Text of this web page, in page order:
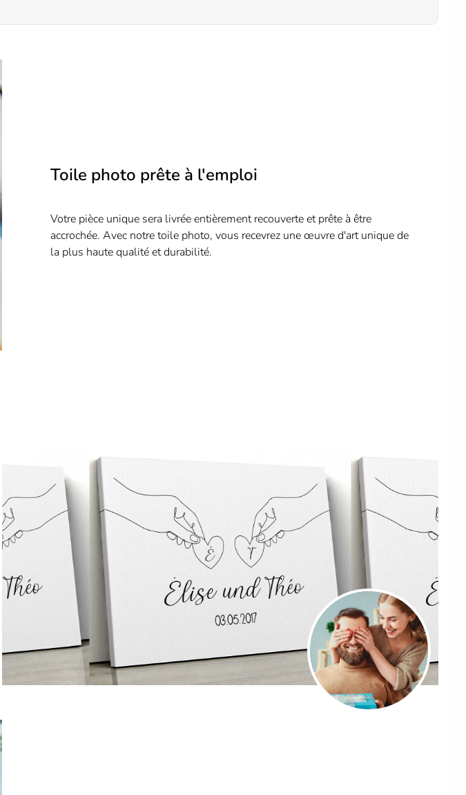
Toile photo prête à l'emploi
Votre pièce unique sera livrée entièrement recouverte et prête à être
accrochée. Avec notre toile photo, vous recevrez une œuvre d'art unique de
la plus haute qualité et durabilité.